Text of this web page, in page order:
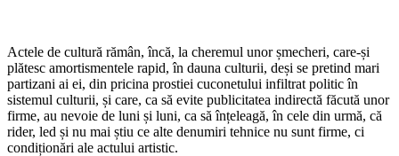
Actele de cultură rămân, încă, la cheremul unor șmecheri, care-și
plătesc amortismentele rapid, în dauna culturii, deși se pretind mari
partizani ai ei, din pricina prostiei cuconetului infiltrat politic în
sistemul culturii, și care, ca să evite publicitatea indirectă făcută unor
firme, au nevoie de luni și luni, ca să înțeleagă, în cele din urmă, că
rider, led și nu mai știu ce alte denumiri tehnice nu sunt firme, ci
condiționări ale actului artistic.